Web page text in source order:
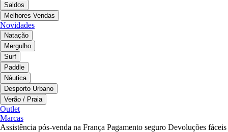
Saldos
Melhores Vendas
Novidades
Natação
Mergulho
Surf
Paddle
Náutica
Desporto Urbano
Verão / Praia
Outlet
Marcas
Assistência pós-venda na França Pagamento seguro Devoluções fáceis